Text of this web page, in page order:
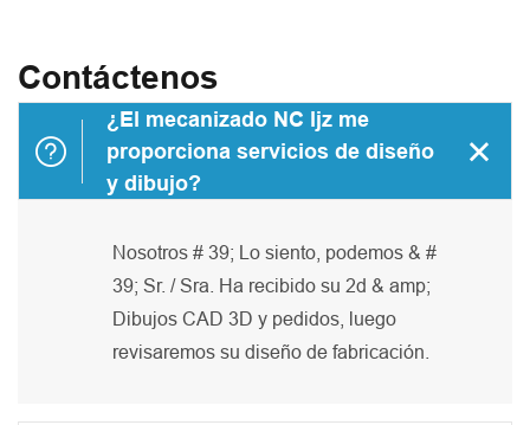
Contáctenos

¿El mecanizado NC ljz me
proporciona servicios de diseño
y dibujo?

Nosotros # 39; Lo siento, podemos & #
39; Sr. / Sra. Ha recibido su 2d & amp;
Dibujos CAD 3D y pedidos, luego
revisaremos su diseño de fabricación.